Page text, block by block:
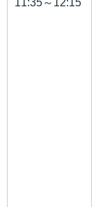
11:35～12:15